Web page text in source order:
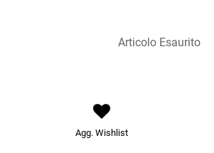
Articolo Esaurito
Agg. Wishlist